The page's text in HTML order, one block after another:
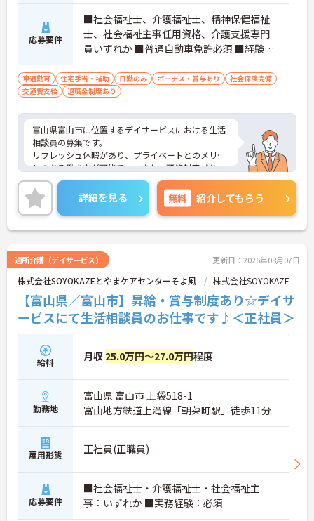
応募要件
■社会福祉士、介護福祉士、精神保健福祉
士、社会福祉主事任用資格、介護支援専門
員いずれか ■普通自動車免許必須 ■経験必
須(社会福祉施設等で介護又は相談業務の実
務経験を1年程度の経験が有る方)
車通勤可 住宅手当・補助 日勤のみ ボーナス・賞与あり
社会保険完備
交通費支給
退職金制度あり
富山県富山市に位置するデイサービスにおける生活
相談員の募集です。
リフレッシュ休暇があり、プライベートとのメリハ
リのある働き方が可能です。また、研修制度があ
り、働きながらスキルアップが目指せる環境です。
ご興味のある方には、面接対策ポイントなど、さら
に詳細をご案内しますのでお気軽にご相談くださ
い！
詳細を見る 無料 紹介してもらう
通所介護（デイサービス） 更新日：2026年08月07日
株式会社SOYOKAZEとやまケアセンターそよ風 株式会社SOYOKAZE
【富山県／富山市】昇給・賞与制度あり☆デイサ
ービスにて生活相談員のお仕事です♪＜正社員＞
給料 月収 25.0万円～27.0万円程度
勤務地
富山県 富山市 上袋518-1
富山地方鉄道上滝線「朝菜町駅」徒歩11分
雇用形態 正社員(正職員)
応募要件
■社会福祉士・介護福祉士・社会福祉主
事：いずれか ■実務経験：必須